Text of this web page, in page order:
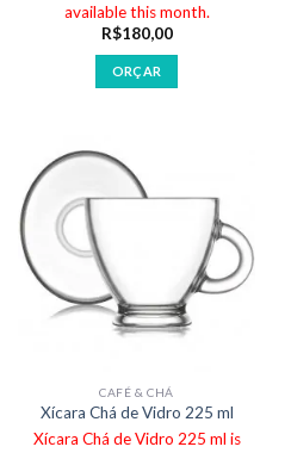
available this month.
R$180,00
ORÇAR
CAFÉ & CHÁ
Xícara Chá de Vidro 225 ml
Xícara Chá de Vidro 225 ml is